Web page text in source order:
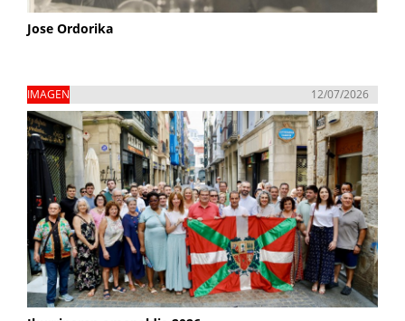
Jose Ordorika
IMAGEN 12/07/2026